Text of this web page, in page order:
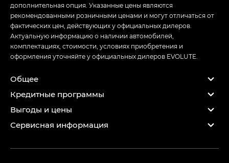
дополнительная опция. Указанные цены являются
рекомендованными розничными ценами и могут отличаться от
фактических цен, действующих у официальных дилеров.
Актуальную информацию о наличии автомобилей,
комплектациях, стоимости, условиях приобретения и
оформления уточняйте у официальных дилеров EVOLUTE.
Общее
Кредитные программы
Выгоды и цены
Сервисная информация